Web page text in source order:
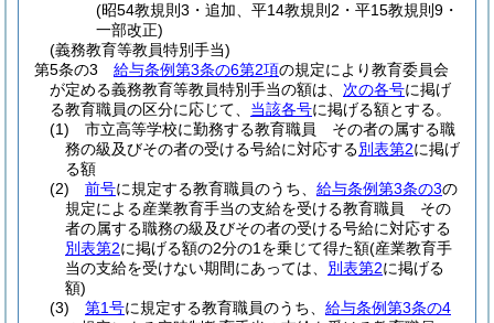
(昭54教規則3・追加、平14教規則2・平15教規則9・
一部改正)
(義務教育等教員特別手当)
第5条の3
給与条例第3条の6第2項の規定により教育委員会
が定める義務教育等教員特別手当の額は、 次の各号に掲げ
る教育職員の区分に応じて、 当該各号に掲げる額とする。
(1)
市立高等学校に勤務する教育職員 その者の属する職
務の級及びその者の受ける号給に対応する別表第2に掲げ
る額
(2)
前号に規定する教育職員のうち、 給与条例第3条の3の
規定による産業教育手当の支給を受ける教育職員 その
者の属する職務の級及びその者の受ける号給に対応する
別表第2に掲げる額の2分の1を乗じて得た額(産業教育手
当の支給を受けない期間にあっては、 別表第2に掲げる
額)
(3)
第1号に規定する教育職員のうち、 給与条例第3条の4